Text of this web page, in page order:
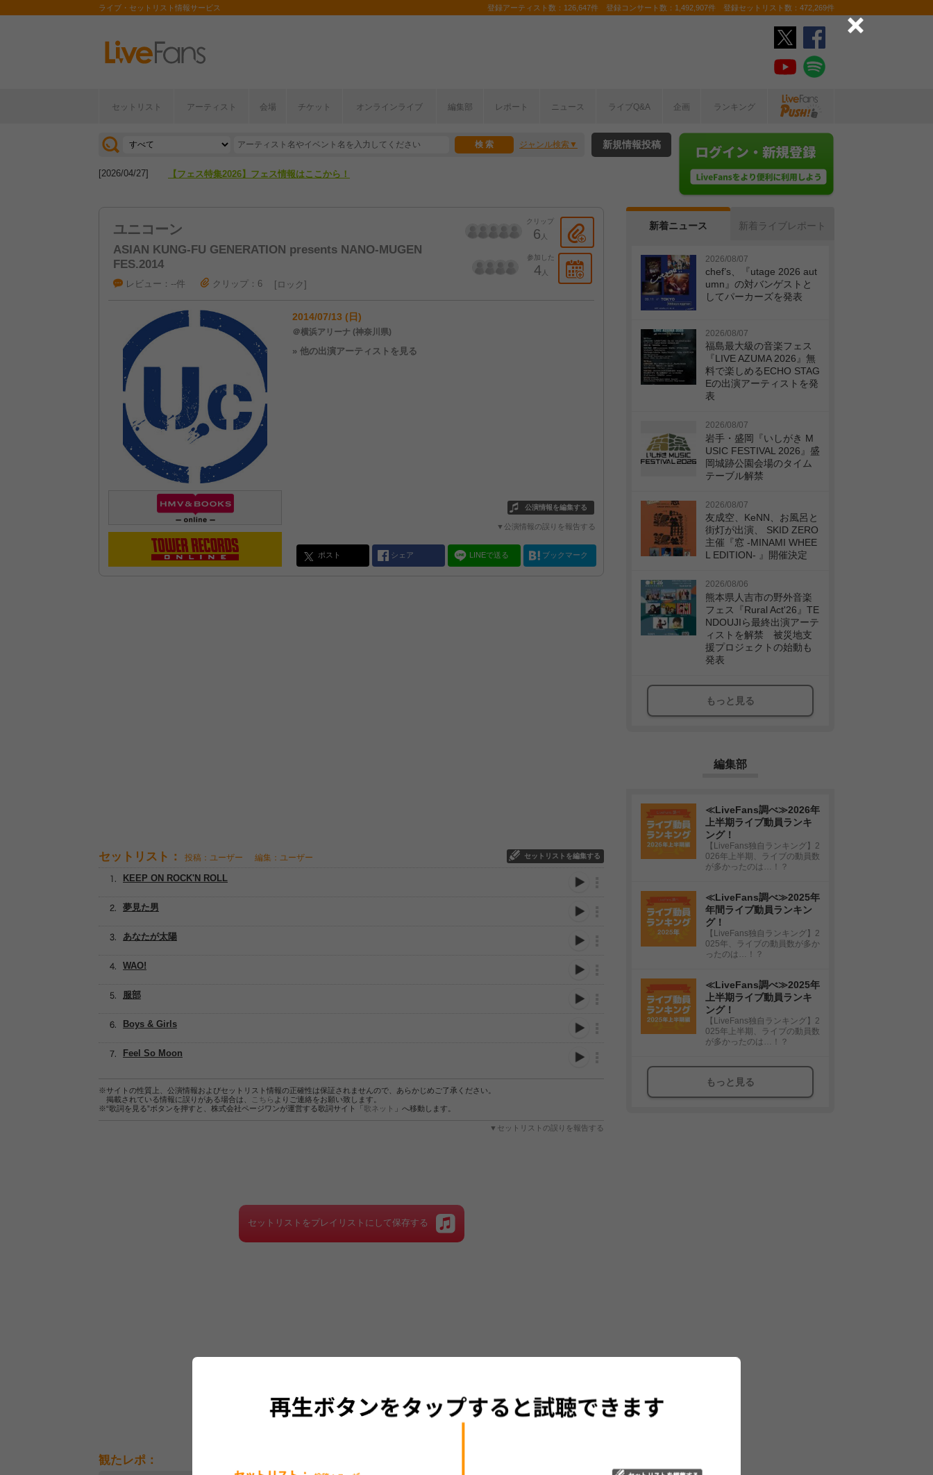
ライブ・セットリスト情報サービス 登録アーティスト数：126,647件 登録コンサート数：1,492,907件 登録セットリスト数：472,269件
セットリスト アーティスト 会場 チケット オンラインライブ 編集部 レポート ニュース ライブQ&A 企画 ランキング
ジャンル検索
[2026/07/28] 【ライブ動員ランキング】2026年上半期編発表！
[2026/04/27] 【フェス特集2026】フェス情報はここから！
新規情報投稿
ユニコーン
ASIAN KUNG-FU GENERATION presents NANO-MUGEN
FES.2014
クリップ
6 人
参加した
4人
レビュー：--件 クリップ：6 ロック
2014/07/13 (日)
＠横浜アリーナ (神奈川県)
» 他の出演アーティストを見る
公演情報を編集する
▼公演情報の誤りを報告する
ポスト シェア LINEで送る ブックマーク
セットリスト： 投稿：ユーザー 編集：ユーザー セットリストを編集する
Boys & Girls
WAO!
服部
夢見た男
あなたが太陽
KEEP ON ROCK'N ROLL
Feel So Moon
※サイトの性質上、公演情報およびセットリスト情報の正確性は保証されませんので、あらかじめご了承ください。
掲載されている情報に誤りがある場合は、
こちら よりご連絡をお願い致します。
※“歌詞を見る”ボタンを押すと、株式会社ページワンが運営する歌詞サイト「歌ネット 」へ移動します。
▼セットリストの誤りを報告する
セットリストをプレイリストにして保存する
観たレポ：
新着ニュース 新着ライブレポート
2026/08/07
chef’s、『utage 2026 aut
umn』の対バンゲストと
してパーカーズを発表
2026/08/07
福島最大級の音楽フェス
『LIVE AZUMA 2026』無
料で楽しめるECHO STAG
Eの出演アーティストを発
表
2026/08/07
岩手・盛岡『いしがき M
USIC FESTIVAL 2026』盛
岡城跡公園会場のタイム
テーブル解禁
2026/08/07
友成空、KeNN、お風呂と
街灯が出演、 SKID ZERO
主催『窓 -MINAMI WHEE
L EDITION- 』開催決定
2026/08/06
熊本県人吉市の野外音楽
フェス『Rural Act'26』TE
NDOUJIら最終出演アーテ
ィストを解禁 被災地支
援プロジェクトの始動も
発表
もっと見る
編集部
≪LiveFans調べ≫2026年
上半期ライブ動員ランキ
ング！
【LiveFans独自ランキング】2
026年上半期、ライブの動員数
が多かったのは…！？
≪LiveFans調べ≫2025年
年間ライブ動員ランキン
グ！
【LiveFans独自ランキング】2
025年、ライブの動員数が多か
ったのは…！？
≪LiveFans調べ≫2025年
上半期ライブ動員ランキ
ング！
【LiveFans独自ランキング】2
025年上半期、ライブの動員数
が多かったのは…！？
もっと見る